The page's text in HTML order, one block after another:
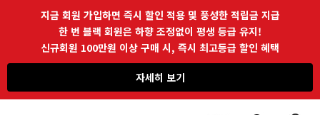
지금 회원 가입하면 즉시 할인 적용 및 풍성한 적립금 지급
한 번 블랙 회원은 하향 조정없이 평생 등급 유지!
신규회원 100만원 이상 구매 시, 즉시 최고등급 할인 혜택
자세히 보기